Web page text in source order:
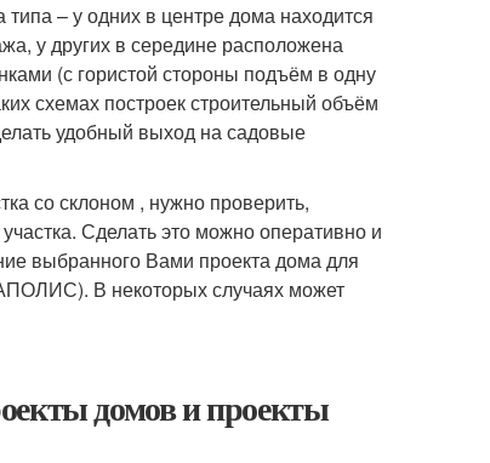
– у одних в центре дома находится
у других в середине расположена
(с гористой стороны подъём в одну
схемах построек строительный объём
удобный выход на садовые
со склоном , нужно проверить,
Сделать это можно оперативно и
выбранного Вами проекта дома для
В некоторых случаях может
домов и проекты